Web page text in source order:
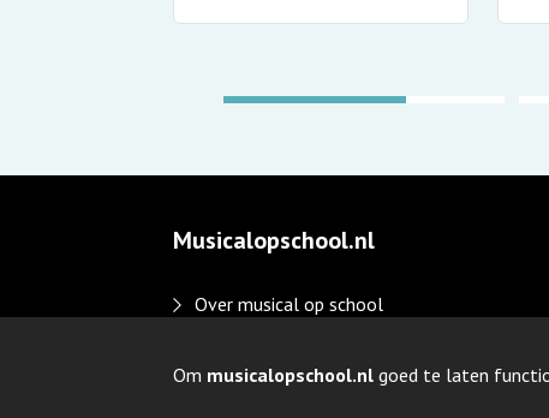
Om musicalopschool.nl goed te laten
Musicalopschool.nl
Over musical op school